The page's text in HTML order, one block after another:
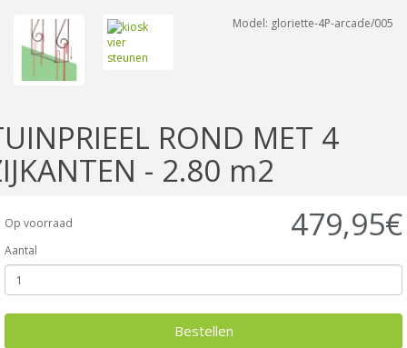
Model: gloriette-4P-arcade/005
ROND MET 4
- 2.80 m2
Op voorraad 479,95€
Aantal
Bestellen